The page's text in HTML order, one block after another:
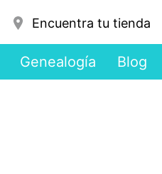
Encuentra tu tienda
Genealogía Blog